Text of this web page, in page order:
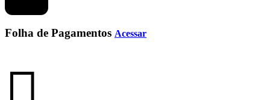
Folha de Pagamentos Acessar